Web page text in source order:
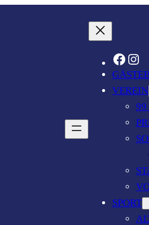
FACEBOOK INSTAGRAM
VEREIN
99
SPORT